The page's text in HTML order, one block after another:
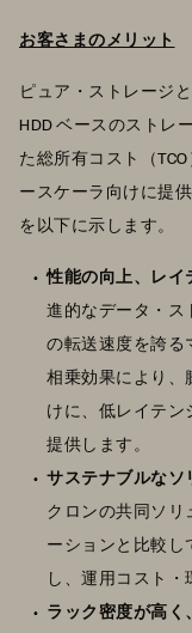
お客さまのメリット
ピュア・ストレージ
HDD ベースのストレ
た総所有コスト（
ースケーラ向けに提
を以下に示します。
性能の向上、レイ
進的なデータ・ス
の転送速度を誇る
相乗効果により、
けに、低レイテン
提供します。
サステナブルなソ
クロンの共同ソリ
ーションと比較し
し、運用コスト・
ラック密度が高く